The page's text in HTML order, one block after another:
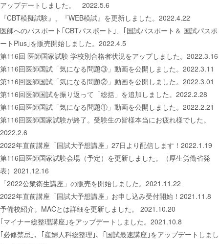
アップデートしました。 2022.5.6
『CBT模擬試験』、『WEB模試』を更新しました。2022.4.22
医師へのパスポート｢CBTパスポート｣、｢国試パスポート＆ 国試パスポ
ートPlus｣を販売開始しました。2022.4.5
第116回 医師国家試験 学校別合格者状況をアップしました。2022.3.16
第116回医師国試「気になる問題③」動画を公開しました。2022.3.11
第116回医師国試「気になる問題②」動画を公開しました。2022.3.01
第116回医師国試を振り返って「総括」を追加しました。2022.2.28
第116回医師国試「気になる問題①」動画を公開しました。2022.2.21
第116回医師国家試験が終了。受験生の皆様本当にお疲れ様でした。
2022.2.6
2022年直前講座「国試大予想講座」27日より配信します！2022.1.19
第116回医師国家試験会場（予定）を更新しました。（厚生労働省発
表）2021.12.16
「2022公衆衛生講座」の販売を開始しました。2021.11.22
2022年直前講座「国試大予想講座」お申し込み受付開始！2021.11.8
予備校紹介。MACとは詳細を更新しました。 2021.10.20
｢マイナー総整理講座｣をアップデートしました。2021.10.8
｢必修禁忌｣、｢産婦人科総整理｣、｢国試最速講座｣をアップデートしまし